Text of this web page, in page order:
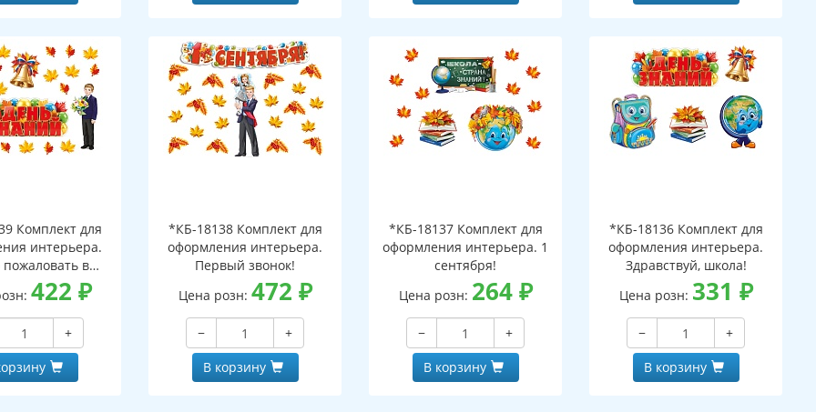
Комплект для
интерьера.
в
страну!
422 ₽
+
*КБ-18138 Комплект для
оформления интерьера.
Первый звонок!
Цена розн: 472 ₽
−
+
В корзину
*КБ-18137 Комплект для
оформления интерьера. 1
сентября!
Цена розн: 264₽
−
+
В корзину
*КБ-18136 Комплект для
оформления интерьера.
Здравствуй, школа!
Цена розн: 331 ₽
−
+
В корзину